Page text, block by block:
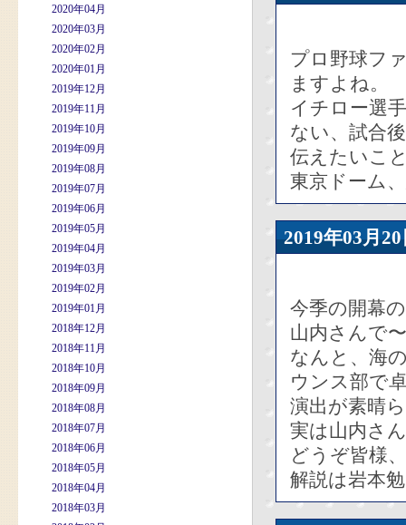
2020年04月
2020年03月
2020年02月
2020年01月
2019年12月
2019年11月
2019年10月
2019年09月
2019年08月
2019年07月
2019年06月
2019年05月
2019年04月
2019年03月
2019年02月
2019年01月
2018年12月
2018年11月
2018年10月
2018年09月
2018年08月
2018年07月
2018年06月
2018年05月
2018年04月
2018年03月
プロ野球フ
ますよね。
イチロー選
ない、試合
伝えたいこ
東京ドーム
2019年03
今季の開幕
山内さんで
なんと、海
ウンス部で
演出が素晴
実は山内さ
どうぞ皆様
解説は岩本